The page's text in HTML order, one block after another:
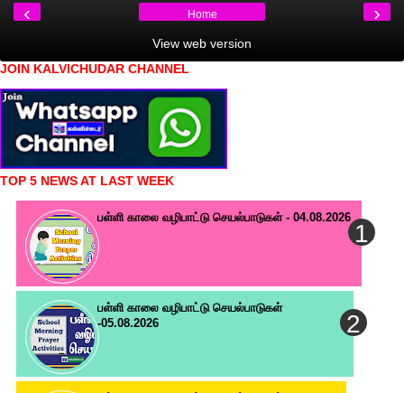
‹ ›
Home
View web version
JOIN KALVICHUDAR CHANNEL
TOP 5 NEWS AT LAST WEEK
பள்ளி காலை வழிபாட்டு செயல்பாடுகள் - 04.08.2026
பள்ளி காலை வழிபாட்டு செயல்பாடுகள்
-05.08.2026